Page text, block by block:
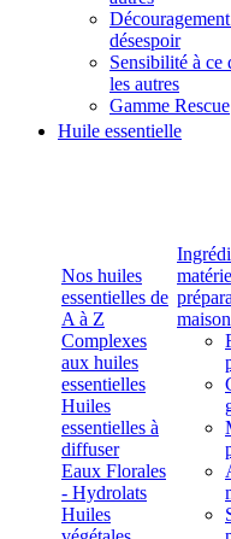
désespoir
Sensibilité à ce
les autres
Gamme Rescue
Huile essentielle
Nos huiles
essentielles de
A à Z
Complexes
aux huiles
essentielles
Huiles
essentielles à
diffuser
Eaux Florales
- Hydrolats
Huiles